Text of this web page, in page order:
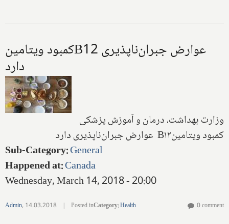
کمبود ویتامینB12 عوارض جبران‌ناپذیری
دارد
وزارت بهداشت، درمان و آموزش پزشكی
کمبود ویتامینB۱۲ عوارض جبران‌ناپذیری دارد
Sub-Category:General
Happened at:Canada
Wednesday, March 14, 2018 - 20:00
Admin, 14.03.2018 | Posted inCategory:Health 0 comment